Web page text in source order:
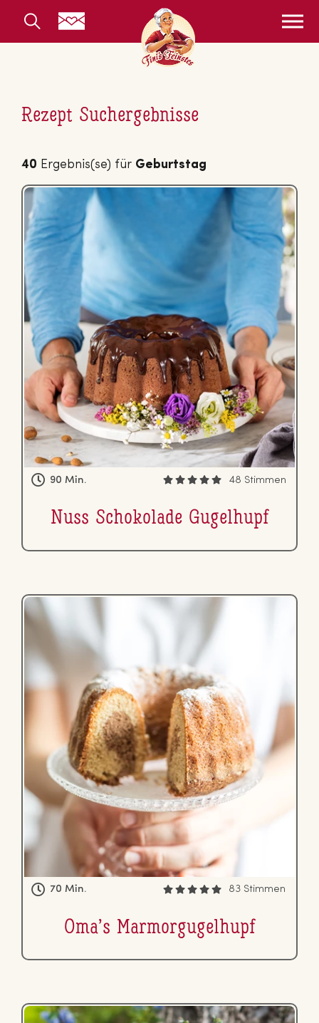
Rezept Suchergebnisse
40 Ergebnis(se) für Geburtstag
90 Min. 48 Stimmen
Nuss Scho­ko­la­de Gugelhupf
70 Min. 83 Stimmen
Oma’s Mar­mor­gu­gel­hupf